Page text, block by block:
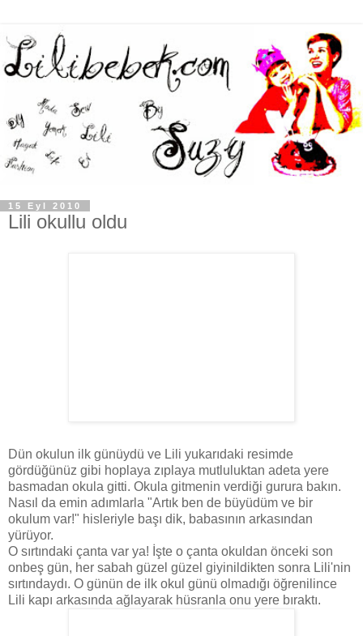
15 Eyl 2010
Lili okullu oldu
Dün okulun ilk günüydü ve Lili yukarıdaki resimde
gördüğünüz gibi hoplaya zıplaya mutluluktan adeta yere
basmadan okula gitti. Okula gitmenin verdiği gurura bakın.
Nasıl da emin adımlarla "Artık ben de büyüdüm ve bir
okulum var!" hisleriyle başı dik, babasının arkasından
yürüyor.
O sırtındaki çanta var ya! İşte o çanta okuldan önceki son
onbeş gün, her sabah güzel güzel giyinildikten sonra Lili'nin
sırtındaydı. O günün de ilk okul günü olmadığı öğrenilince
Lili kapı arkasında ağlayarak hüsranla onu yere bıraktı.